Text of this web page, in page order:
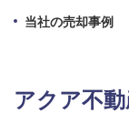
当社の売却事例
アクア不